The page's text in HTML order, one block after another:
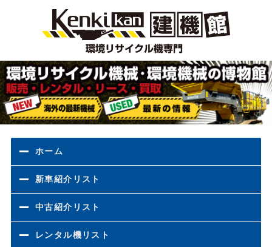
ホーム
新車紹介リスト
中古紹介リスト
レンタル機リスト